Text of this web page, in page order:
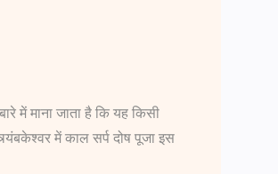
में माना जाता है कि यह किसी
में काल सर्प दोष पूजा इस